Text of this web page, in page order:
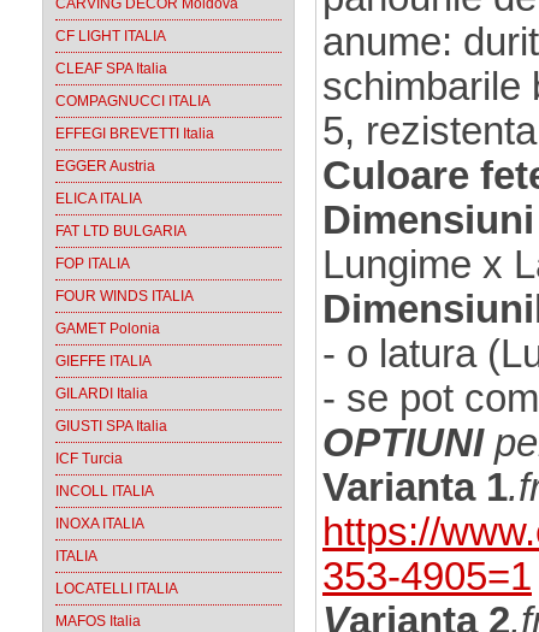
CARVING DECOR Moldova
CF LIGHT ITALIA
CLEAF SPA Italia
COMPAGNUCCI ITALIA
EFFEGI BREVETTI Italia
EGGER Austria
ELICA ITALIA
FAT LTD BULGARIA
FOP ITALIA
FOUR WINDS ITALIA
GAMET Polonia
GIEFFE ITALIA
GILARDI Italia
GIUSTI SPA Italia
ICF Turcia
INCOLL ITALIA
INOXA ITALIA
ITALIA
LOCATELLI ITALIA
MAFOS Italia
anume:
schimbarile
5,
Culoare
Lungime x
- o latura
- se pot
OPTIUNI
Varianta 1
https://
353-4905=1
Varianta 2